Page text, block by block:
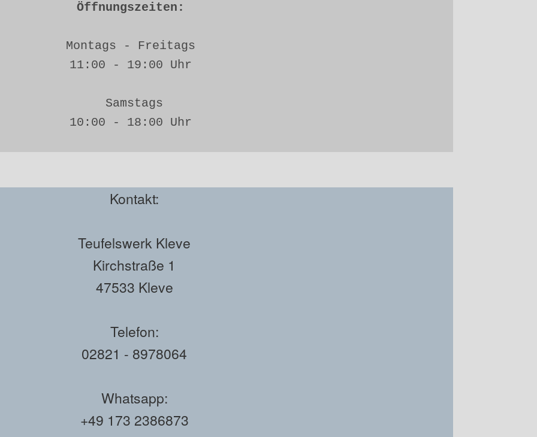
Öffnungszeiten:
Montags - Freitags
11:00 - 19:00 Uhr
Samstags
10:00 - 18:00 Uhr
Kontakt:
Teufelswerk Kleve
Kirchstraße 1
47533 Kleve
Telefon:
02821 - 8978064
Whatsapp:
+49 173 2386873